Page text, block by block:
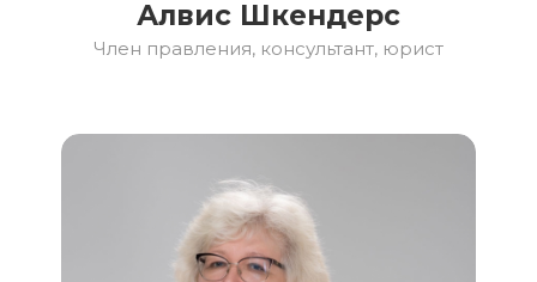
Алвис Шкендерс
Член правления, консультант, юрист